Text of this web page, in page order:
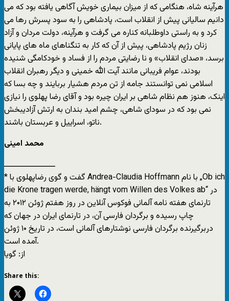
هرآينه شاه، هنگامی که از ميزان بيماری خويش آگاهی يافته بود که می
دانيم ساليانی پيش از انقلاب است، پادشاهی را به سود پسرش رها می
کرد و به راستی داوطلبانه کناره می گرفت و هرآينه، دولت مردان و آزاد
زنان رژيم پادشاهی، پيش از آن که کار به تنگناهای ماه های پايانی
برسد، «صدای انقلاب» و نا رضايتی مردم را از فساد و خودکامگی شنيده
بودند، عوام فريبانی مانند آيت الله خمينی و ديگر رهبران انقلاب
اسلامی نمی توانستند جامه از تن مردم هشيار بربايند و چه بسا که
اينک، هنوز هم نظام شاهی بر ايران چيره بود و آقای رضا پهلوی را نيازی
نمی بود که در سودای شاهی، چشم اميد بندان به ارتش آزاديبخش
ناتو، اسراييل و عربستان باشند.
محمد امينی
ــــــــــــــــــــ
* گفت و گوی رضاپهلوی با Andrea-Claudia Hoffmann با نام „Ob ich
die Krone tragen werde, hängt vom Willen des Volkes ab“ در
تارنمای هفته نامه آلمانی فوکوس آنلاين در روز هفتم ژوئن ۲۰۱۲ به
چاپ رسيده و برگردان فارسی آن، در تارنمای ايران در جهان که
دربرگيرنده برگردان فارسی نوشتارهای آلمانی است، در تاريخ ۱۰ ژوئن
آمده است.
از: گويا
Share this: